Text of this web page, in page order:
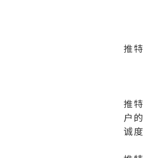
推
推
户
诚